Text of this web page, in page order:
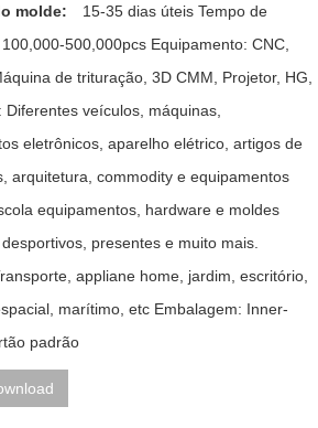
molde:
15-35 dias úteis Tempo de
500,000pcs Equipamento: CNC,
de trituração, 3D CMM, Projetor, HG,
veículos, máquinas,
eletrônicos, aparelho elétrico, artigos de
arquitetura, commodity e equipamentos
equipamentos, hardware e moldes
presentes e muito mais.
appliane home, jardim, escritório,
marítimo, etc Embalagem: Inner-
padrão